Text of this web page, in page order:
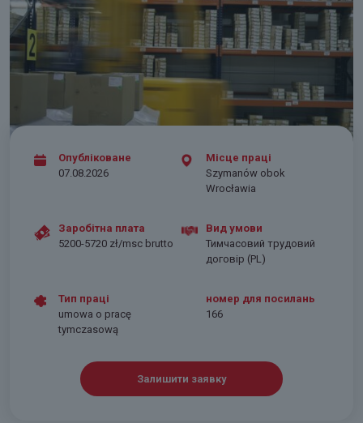
Опубліковане
07.08.2026
Місце праці
Szymanów obok
Wrocławia
Заробітна плата
5200-5720 zł/msc brutto
Вид умови
Тимчасовий трудовий
договір (PL)
Тип праці
umowa o pracę
tymczasową
номер для посилань
166
Залишити заявку